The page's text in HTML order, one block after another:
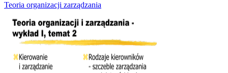
Teoria organizacji zarządzania